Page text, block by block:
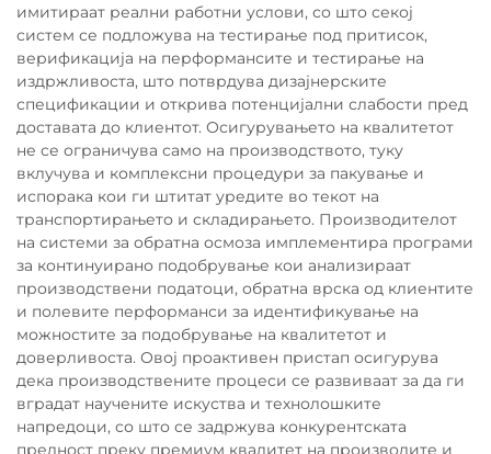
имитираат реални работни услови, со што секој
систем се подложува на тестирање под притисок,
верификација на перформансите и тестирање на
издржливоста, што потврдува дизајнерските
спецификации и открива потенцијални слабости пред
доставата до клиентот. Осигурувањето на квалитетот
не се ограничува само на производството, туку
вклучува и комплексни процедури за пакување и
испорака кои ги штитат уредите во текот на
транспортирањето и складирањето. Производителот
на системи за обратна осмоза имплементира програми
за континуирано подобрување кои анализираат
производствени податоци, обратна врска од клиентите
и полевите перформанси за идентификување на
можностите за подобрување на квалитетот и
доверливоста. Овој проактивен пристап осигурува
дека производствените процеси се развиваат за да ги
вградат научените искуства и технолошките
напредоци, со што се задржува конкурентската
предност преку премиум квалитет на производите и